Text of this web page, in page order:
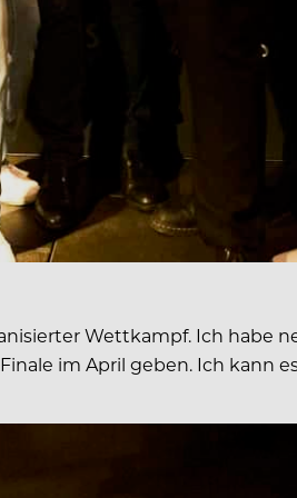
Wettkampf. Ich habe
im April geben. Ich kann